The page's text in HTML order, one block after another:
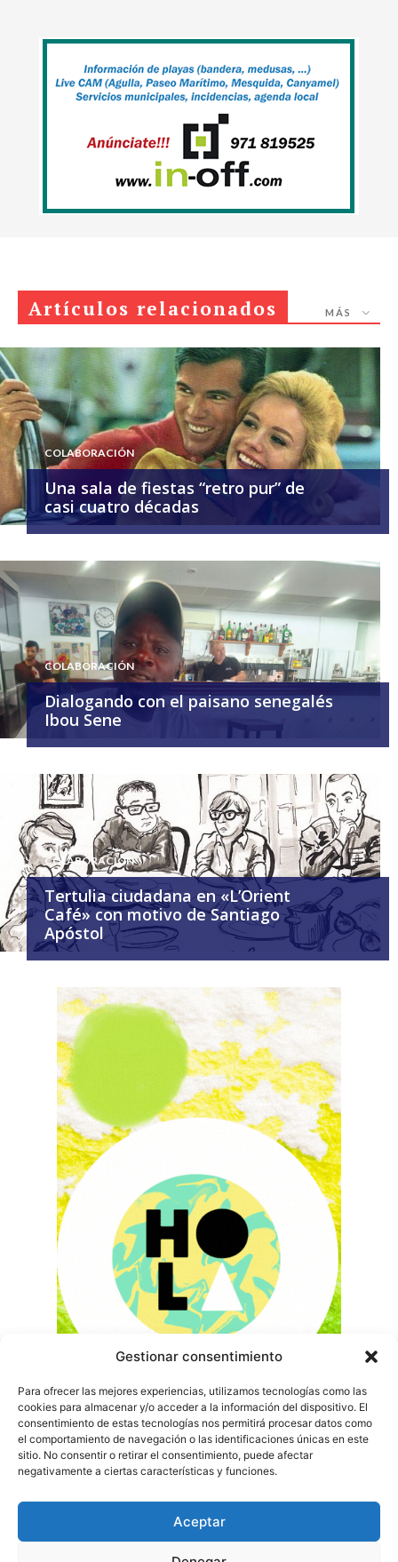
Gestionar consentimiento
Para ofrecer las mejores experiencias, utilizamos tecnologías como las
cookies para almacenar y/o acceder a la información del dispositivo. El
consentimiento de estas tecnologías nos permitirá procesar datos como
el comportamiento de navegación o las identificaciones únicas en este
sitio. No consentir o retirar el consentimiento, puede afectar
negativamente a ciertas características y funciones.
Aceptar
Artículos relacionados MÁS
COLABORACIÓN
Una sala de fiestas “retro pur” de
casi cuatro décadas
COLABORACIÓN
Dialogando con el paisano senegalés
Ibou Sene
COLABORACIÓN
Tertulia ciudadana en «L’Orient
Café» con motivo de Santiago
Apóstol